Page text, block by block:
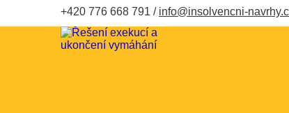
+420 776 668 791 info@insolvencni-